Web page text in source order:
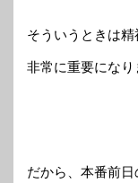
そういうときは
非常に重要になり
だから、本番前日